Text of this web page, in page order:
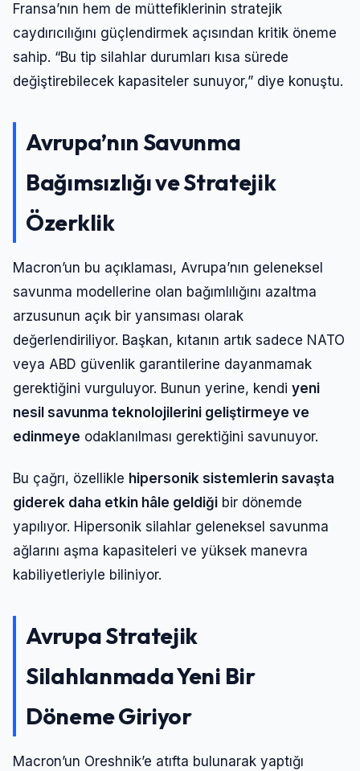
Fransa’nın hem de müttefiklerinin stratejik
caydırıcılığını güçlendirmek açısından kritik öneme
sahip. “Bu tip silahlar durumları kısa sürede
değiştirebilecek kapasiteler sunuyor,” diye konuştu.
Avrupa’nın Savunma
Bağımsızlığı ve Stratejik
Özerklik
Macron’un bu açıklaması, Avrupa’nın geleneksel
savunma modellerine olan bağımlılığını azaltma
arzusunun açık bir yansıması olarak
değerlendiriliyor. Başkan, kıtanın artık sadece NATO
veya ABD güvenlik garantilerine dayanmamak
gerektiğini vurguluyor. Bunun yerine, kendi yeni
nesil savunma teknolojilerini geliştirmeye ve
edinmeye odaklanılması gerektiğini savunuyor.
Bu çağrı, özellikle hipersonik sistemlerin savaşta
giderek daha etkin hâle geldiği bir dönemde
yapılıyor. Hipersonik silahlar geleneksel savunma
ağlarını aşma kapasiteleri ve yüksek manevra
kabiliyetleriyle biliniyor.
Avrupa Stratejik
Silahlanmada Yeni Bir
Döneme Giriyor
Macron’un Oreshnik’e atıfta bulunarak yaptığı